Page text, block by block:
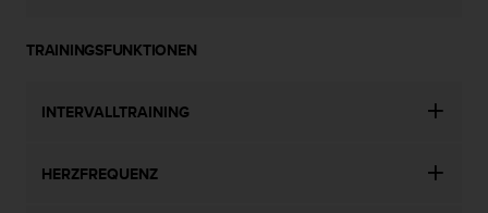
TRAININGSFUNKTIONEN
INTERVALLTRAINING
HERZFREQUENZ